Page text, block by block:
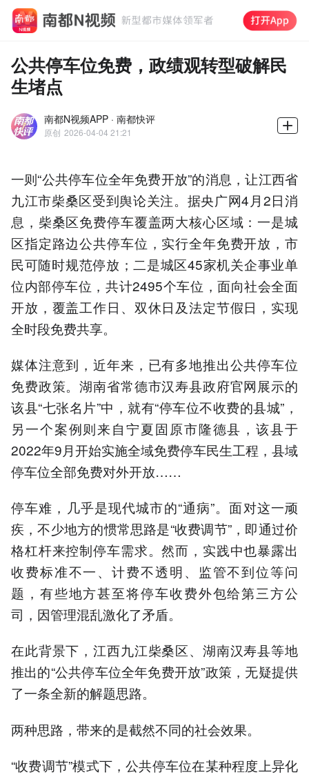
公共停车位免费，政绩观转型破解民
生堵点
南都N视频APP · 南都快评
原创 2026-04-04 21:21
一则“公共停车位全年免费开放”的消息，让江西省
九江市柴桑区受到舆论关注。据央广网4月2日消
息，柴桑区免费停车覆盖两大核心区域：一是城
区指定路边公共停车位，实行全年免费开放，市
民可随时规范停放；二是城区45家机关企事业单
位内部停车位，共计2495个车位，面向社会全面
开放，覆盖工作日、双休日及法定节假日，实现
全时段免费共享。
媒体注意到，近年来，已有多地推出公共停车位
免费政策。湖南省常德市汉寿县政府官网展示的
该县“七张名片”中，就有“停车位不收费的县城”，
另一个案例则来自宁夏固原市隆德县，该县于
2022年9月开始实施全域免费停车民生工程，县域
停车位全部免费对外开放……
停车难，几乎是现代城市的“通病”。面对这一顽
疾，不少地方的惯常思路是“收费调节”，即通过价
格杠杆来控制停车需求。然而，实践中也暴露出
收费标准不一、计费不透明、监管不到位等问
题，有些地方甚至将停车收费外包给第三方公
司，因管理混乱激化了矛盾。
在此背景下，江西九江柴桑区、湖南汉寿县等地
推出的“公共停车位全年免费开放”政策，无疑提供
了一条全新的解题思路。
两种思路，带来的是截然不同的社会效果。
“收费调节”模式下，公共停车位在某种程度上异化